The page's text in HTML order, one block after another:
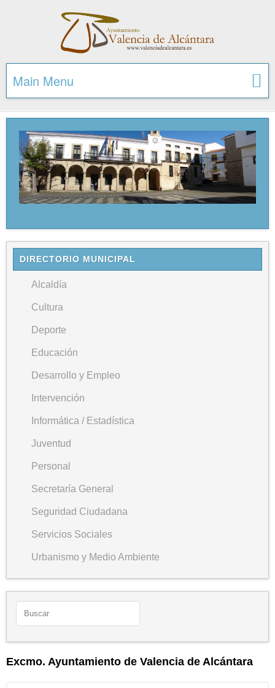
Main Menu
DIRECTORIO MUNICIPAL
Alcaldía
Cultura
Deporte
Educación
Desarrollo y Empleo
Intervención
Informática / Estadística
Juventud
Personal
Secretaría General
Seguridad Ciudadana
Servicios Sociales
Urbanismo y Medio Ambiente
Excmo. Ayuntamiento de Valencia de Alcántara